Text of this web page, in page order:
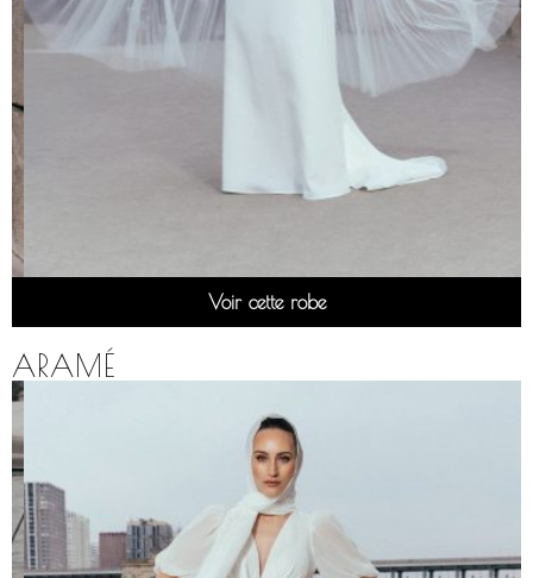
Voir cette robe
ARAMÉ